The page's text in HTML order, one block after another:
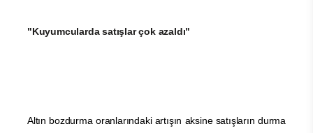
"Kuyumcularda satışlar çok azaldı"
Altın bozdurma oranlarındaki artışın aksine satışların durma